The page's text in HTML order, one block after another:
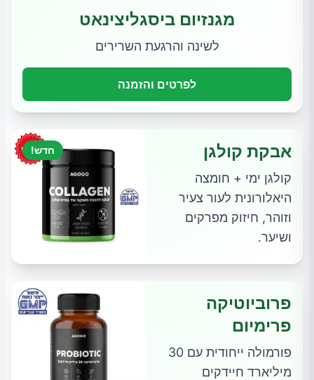
מגנזיום ביסגליצינאט
לשינה והרגעת השרירים
לפרטים והזמנה
חדש! אבקת קולגן
קולגן ימי + חומצה
היאלורונית לעור צעיר
וזוהר, חיזוק מפרקים
ושיער.
פרוביוטיקה
פרימיום
פורמולה ייחודית עם 30
מיליארד חיידקים